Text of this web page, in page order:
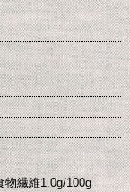
繊維1.0g/100g